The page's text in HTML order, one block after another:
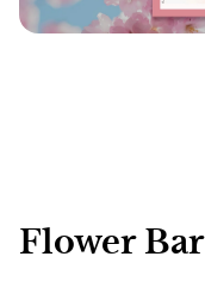
Flower Bar